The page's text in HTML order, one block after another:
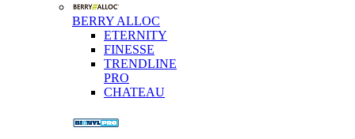
BERRY ALLOC
ETERNITY
FINESSE
TRENDLINE
PRO
CHATEAU